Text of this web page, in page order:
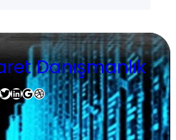
Danışmanlık
LinkedIn Google Dribbble